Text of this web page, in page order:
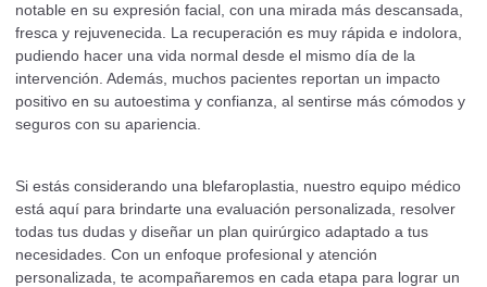
notable en su expresión facial, con una mirada más descansada,
fresca y rejuvenecida. La recuperación es muy rápida e indolora,
pudiendo hacer una vida normal desde el mismo día de la
intervención. Además, muchos pacientes reportan un impacto
positivo en su autoestima y confianza, al sentirse más cómodos y
seguros con su apariencia.
Si estás considerando una blefaroplastia, nuestro equipo médico
está aquí para brindarte una evaluación personalizada, resolver
todas tus dudas y diseñar un plan quirúrgico adaptado a tus
necesidades. Con un enfoque profesional y atención
personalizada, te acompañaremos en cada etapa para lograr un